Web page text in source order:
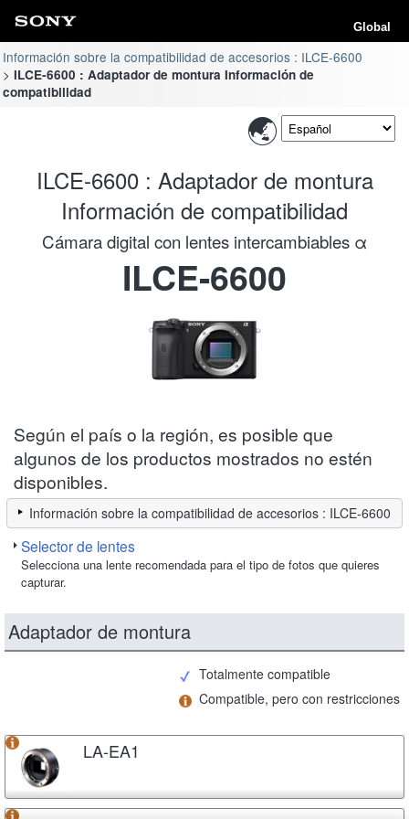
Global
Información sobre la compatibilidad de accesorios : ILCE-6600
ILCE-6600 : Adaptador de montura Información de
compatibilidad
ILCE-6600 : Adaptador de montura
Información de compatibilidad
Cámara digital con lentes intercambiables α
ILCE-6600
Según el país o la región, es posible que
algunos de los productos mostrados no estén
disponibles.
Información sobre la compatibilidad de accesorios : ILCE-6600
Selector de lentes
Selecciona una lente recomendada para el tipo de fotos que quieres
capturar.
Adaptador de montura
Totalmente compatible
Compatible, pero con restricciones
LA-EA1